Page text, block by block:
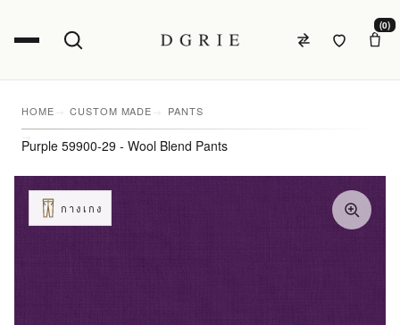
(0)
HOME CUSTOM MADE PANTS
Purple 59900-29 - Wool Blend Pants
กางเกง